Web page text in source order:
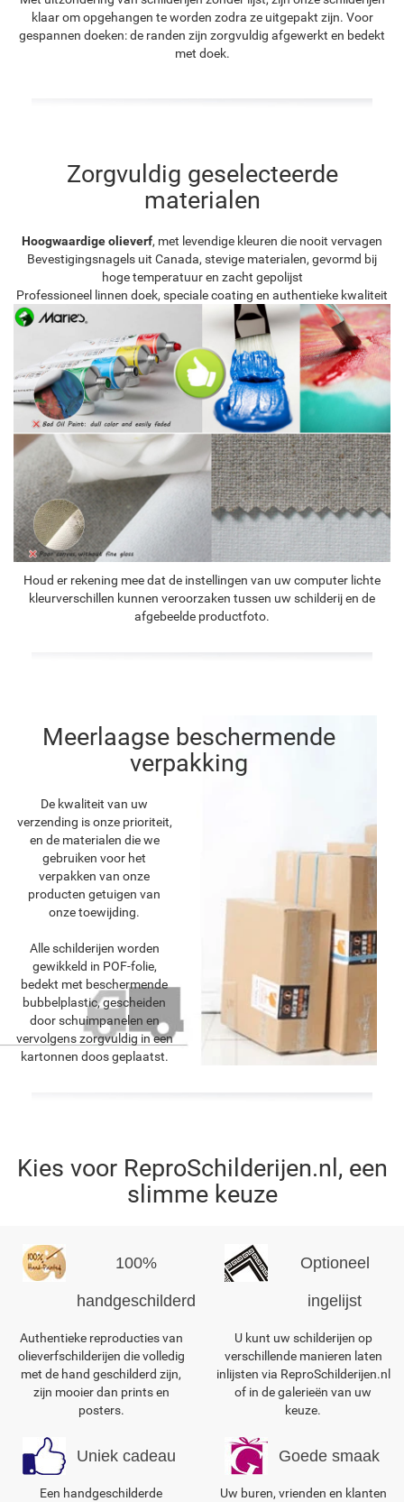
klaar om opgehangen te worden zodra ze uitgepakt zijn. Voor
gespannen doeken: de randen zijn zorgvuldig afgewerkt en bedekt
met doek.
Zorgvuldig geselecteerde
materialen
Hoogwaardige olieverf, met levendige kleuren die nooit vervagen
Bevestigingsnagels uit Canada, stevige materialen, gevormd bij
hoge temperatuur en zacht gepolijst
Professioneel linnen doek, speciale coating en authentieke kwaliteit
Houd er rekening mee dat de instellingen van uw computer lichte
kleurverschillen kunnen veroorzaken tussen uw schilderij en de
afgebeelde productfoto.
Meerlaagse beschermende
verpakking
De kwaliteit van uw
verzending is onze prioriteit,
en de materialen die we
gebruiken voor het
verpakken van onze
producten getuigen van
onze toewijding.
Alle schilderijen worden
gewikkeld in POF-folie,
bedekt met beschermende
bubbelplastic, gescheiden
door schuimpanelen en
vervolgens zorgvuldig in een
kartonnen doos geplaatst.
Kies voor ReproSchilderijen.nl, een
slimme keuze
100%
handgeschilderd
Authentieke reproducties van
olieverfschilderijen die volledig
met de hand geschilderd zijn,
zijn mooier dan prints en
posters.
Optioneel
ingelijst
U kunt uw schilderijen op
verschillende manieren laten
inlijsten via ReproSchilderijen.nl
of in de galerieën van uw
keuze.
Uniek cadeau
Een handgeschilderde
Goede smaak
Uw buren, vrienden en klanten